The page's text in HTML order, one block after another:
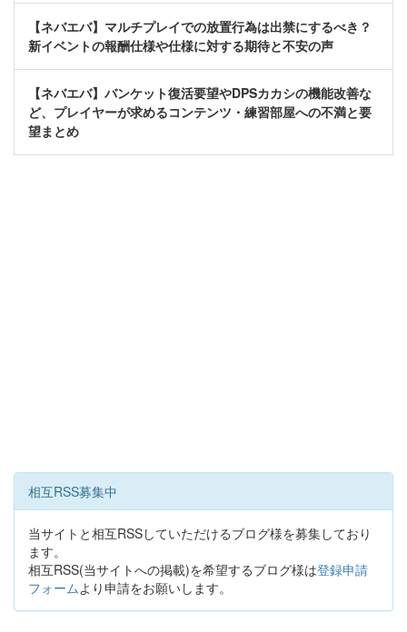
【ネバエバ】マルチプレイでの放置行為は出禁にするべき？
新イベントの報酬仕様や仕様に対する期待と不安の声
【ネバエバ】バンケット復活要望やDPSカカシの機能改善な
ど、プレイヤーが求めるコンテンツ・練習部屋への不満と要
望まとめ
相互RSS募集中
当サイトと相互RSSしていただけるブログ様を募集しており
ます。
相互RSS(当サイトへの掲載)を希望するブログ様は登録申請
フォームより申請をお願いします。